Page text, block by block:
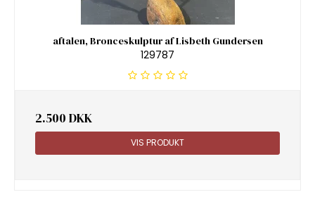
aftalen, Bronceskulptur af Lisbeth Gundersen
129787
2.500 DKK
VIS PRODUKT